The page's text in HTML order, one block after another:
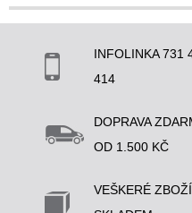
INFOLINKA 731
414
DOPRAVA
OD 1.500 KČ
VEŠKERÉ ZBOŽÍ